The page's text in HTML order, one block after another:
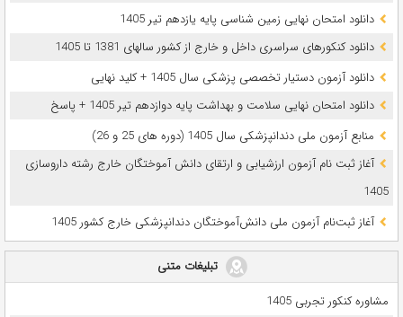
دانلود امتحان نهایی زمین شناسی پایه یازدهم تیر 1405
دانلود کنکورهای سراسری داخل و خارج از کشور سالهای 1381 تا 1405
دانلود آزمون دستیار تخصصی پزشکی سال 1405 + کلید نهایی
دانلود امتحان نهایی سلامت و بهداشت پایه دوازدهم تیر 1405 + پاسخ
ﻣﻨﺎﺑﻊ آزﻣﻮن ﻣﻠﯽ دندانپزشکی سال 1405 (دوره های 25 و 26)
آغاز ثبت نام آزمون‌ ارزشیابی و ارتقای دانش آموختگان خارج رشته داروسازی
1405
آغاز ثبت‌نام آزمون ملی دانش‌آموختگان دندانپزشکی خارج کشور 1405
تبلیغات متنی
مشاوره کنکور تجربی 1405